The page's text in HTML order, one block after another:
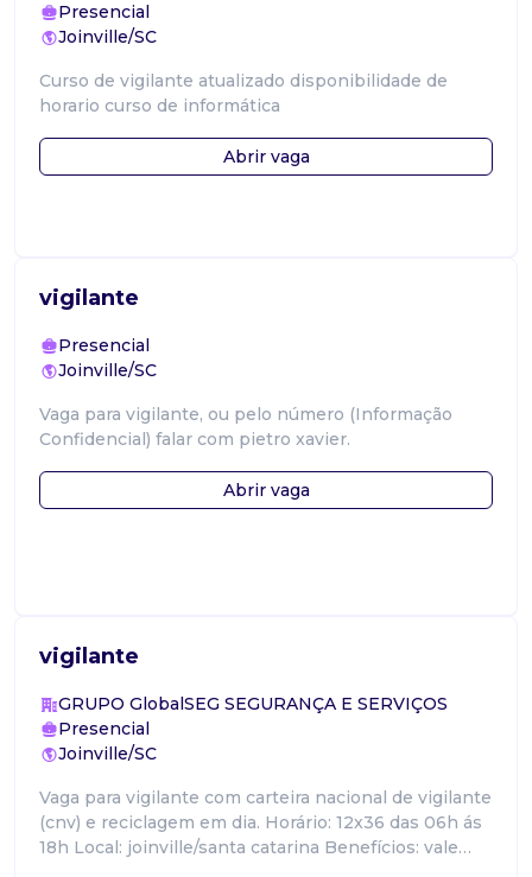
Presencial
Joinville/SC
Curso de vigilante atualizado disponibilidade de
horario curso de informática
Abrir vaga
vigilante
Presencial
Joinville/SC
Vaga para vigilante, ou pelo número (Informação
Confidencial) falar com pietro xavier.
Abrir vaga
vigilante
GRUPO GlobalSEG SEGURANÇA E SERVIÇOS
Presencial
Joinville/SC
Vaga para vigilante com carteira nacional de vigilante
(cnv) e reciclagem em dia. Horário: 12x36 das 06h ás
18h Local: joinville/santa catarina Benefícios: vale